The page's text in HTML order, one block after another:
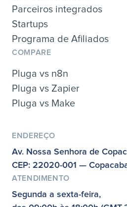
Parceiros integrados
Startups
Programa de Afiliados
COMPARE
Pluga vs n8n
Pluga vs Zapier
Pluga vs Make
ENDEREÇO
Av. Nossa Senhora de
CEP: 22020-001 —
ATENDIMENTO
Segunda a sexta-feira,